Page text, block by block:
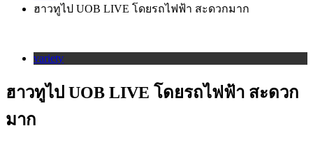
ฮาวทูไป UOB LIVE โดยรถไฟฟ้า สะดวกมาก
variety
ฮาวทูไป UOB LIVE โดยรถไฟฟ้า สะดวก
มาก